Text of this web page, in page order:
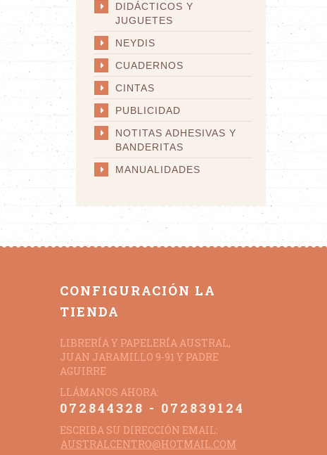
DIDÁCTICOS Y
JUGUETES
NEYDIS
CUADERNOS
CINTAS
PUBLICIDAD
NOTITAS ADHESIVAS Y
BANDERITAS
MANUALIDADES
CONFIGURACIÓN LA
TIENDA
LIBRERÍA Y PAPELERÍA AUSTRAL,
JUAN JARAMILLO 9-91 Y PADRE
AGUIRRE
LLÁMANOS AHORA:
072844328 - 072839124
ESCRIBA SU DIRECCIÓN EMAIL:
AUSTRALCENTRO@HOTMAIL.COM